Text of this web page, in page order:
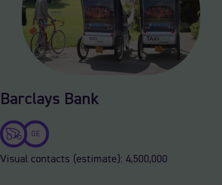
Barclays Bank
GE
Visual contacts (estimate): 4,500,000